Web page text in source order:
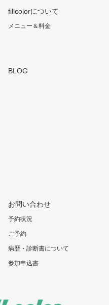
fillcolorについて
メニュー＆料金
BLOG
お問い合わせ
予約状況
ご予約
病歴・診断書について
参加申込書